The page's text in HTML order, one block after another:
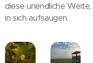
diese unendliche
in sich aufsaugen.